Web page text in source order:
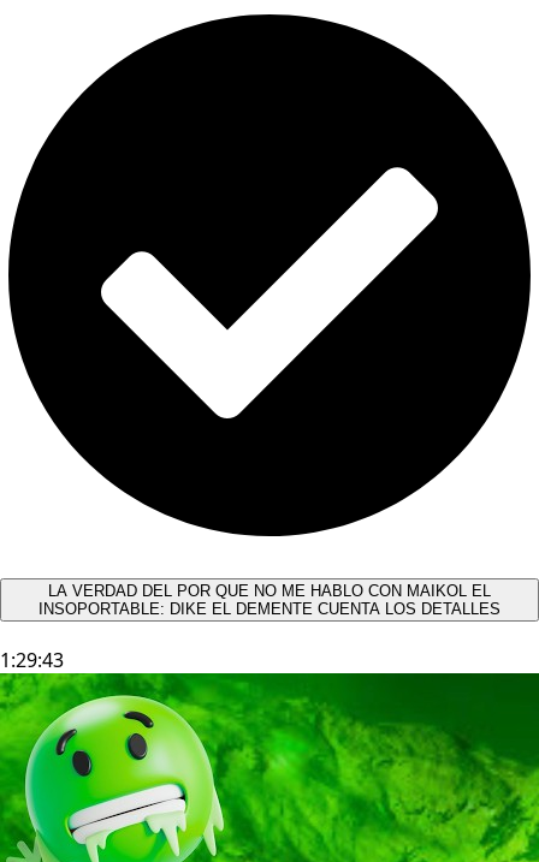
LA VERDAD DEL POR QUE NO ME HABLO CON MAIKOL EL
INSOPORTABLE: DIKE EL DEMENTE CUENTA LOS DETALLES
1:29:43